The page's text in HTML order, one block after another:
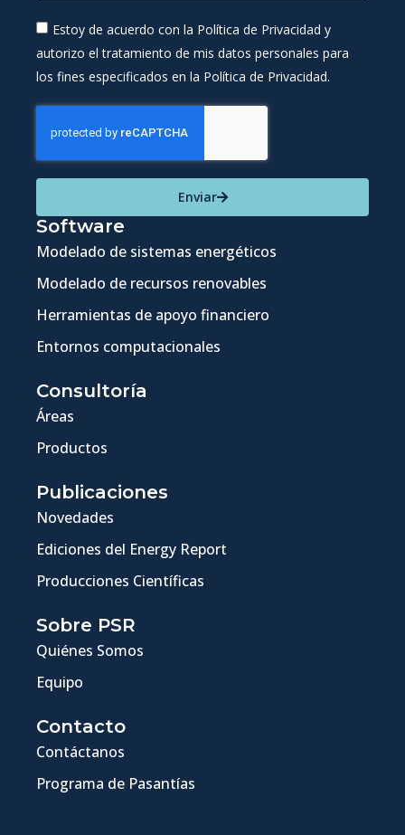
Estoy de acuerdo con la Política de Privacidad y
autorizo el tratamiento de mis datos personales para
los fines especificados en la Política de Privacidad.
Enviar
Software
Modelado de sistemas energéticos
Modelado de recursos renovables
Herramientas de apoyo financiero
Entornos computacionales
Consultoría
Áreas
Productos
Publicaciones
Novedades
Ediciones del Energy Report
Producciones Científicas
Sobre PSR
Quiénes Somos
Equipo
Contacto
Contáctanos
Programa de Pasantías